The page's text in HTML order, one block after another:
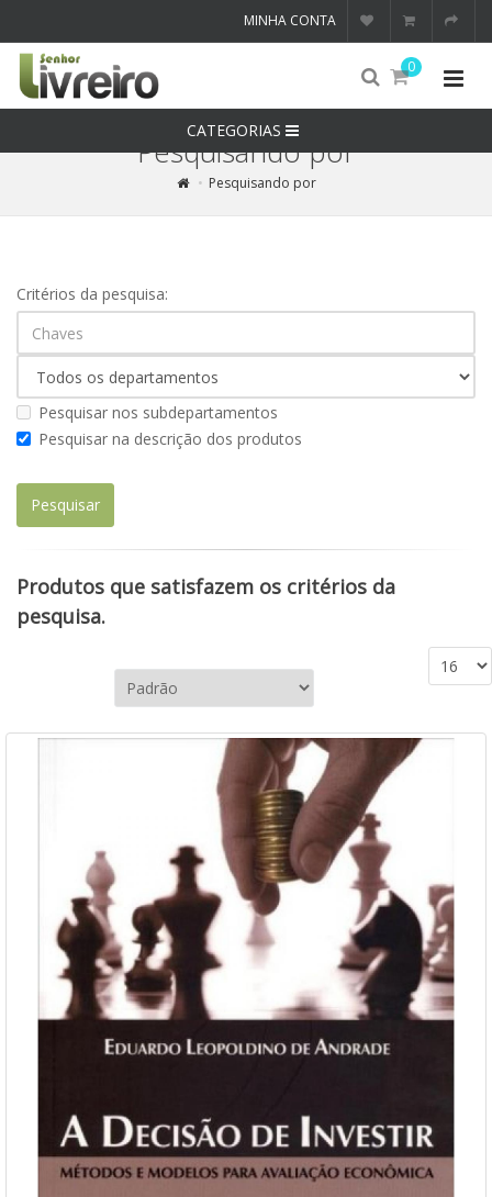
MINHA CONTA
0
CATEGORIAS
Pesquisando por
Pesquisando por
Critérios da pesquisa:
Pesquisar nos subdepartamentos
Pesquisar na descrição dos produtos
Produtos que satisfazem os critérios da
pesquisa.